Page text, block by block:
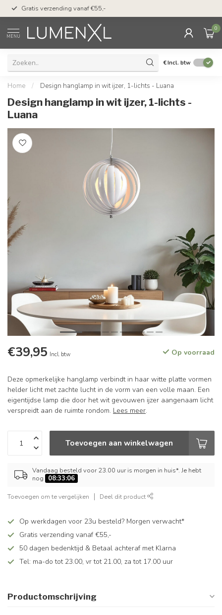
Gratis verzending vanaf €55,-
MENU
0
€Incl. btw
Home / Design hanglamp in wit ijzer, 1-lichts - Luana
Design hanglamp in wit ijzer, 1-lichts -
Luana
€39,95 Incl. btw Op voorraad
Deze opmerkelijke hanglamp verbindt in haar witte platte vormen
helder licht met zachte lucht in de vorm van een volle maan. Een
eigentijdse lamp die door het wit gevouwen ijzer aangenaam licht
verspreidt aan de ruimte rondom. Lees meer.
Toevoegen aan winkelwagen
Vandaag besteld voor 23.00 uur is morgen in huis*. Je hebt
nog
08:33:06
Toevoegen om te vergelijken Deel dit product
Op werkdagen voor 23u besteld? Morgen verwacht*
Gratis verzending vanaf €55,-
50 dagen bedenktijd & Betaal achteraf met Klarna
Tel: ma-do tot 23.00, vr tot 21.00, za tot 17.00 uur
Productomschrijving